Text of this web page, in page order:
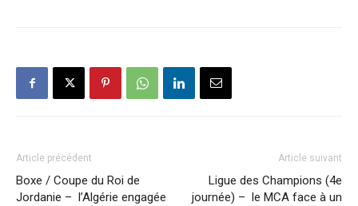
Article précédent
Boxe / Coupe du Roi de
Jordanie – l’Algérie engagée
Article suivant
Ligue des Champions (4e
journée) – le MCA face à un